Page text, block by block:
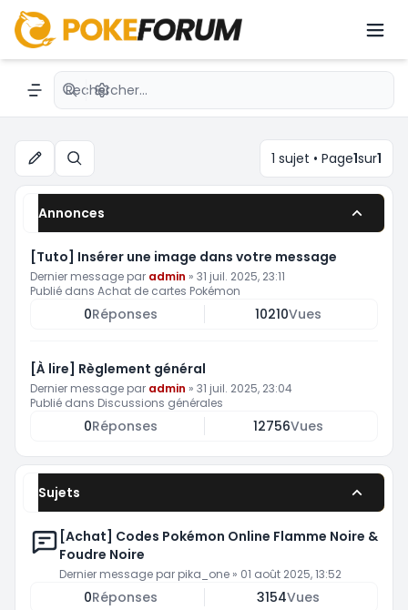
Achat, vente et échange de codes
online
Navigation menu
Recherche avancée
Rechercher 1 sujet • Page1sur1
Annonces
[Tuto] Insérer une image dans votre message
Dernier message par admin » 31 juil. 2025, 23:11
Publié dans Achat de cartes Pokémon
0Réponses 10210Vues
[À lire] Règlement général
Dernier message par admin » 31 juil. 2025, 23:04
Publié dans Discussions générales
0Réponses 12756Vues
Sujets
[Achat] Codes Pokémon Online Flamme Noire &
Foudre Noire
Dernier message par pika_one » 01 août 2025, 13:52
0Réponses 3154Vues